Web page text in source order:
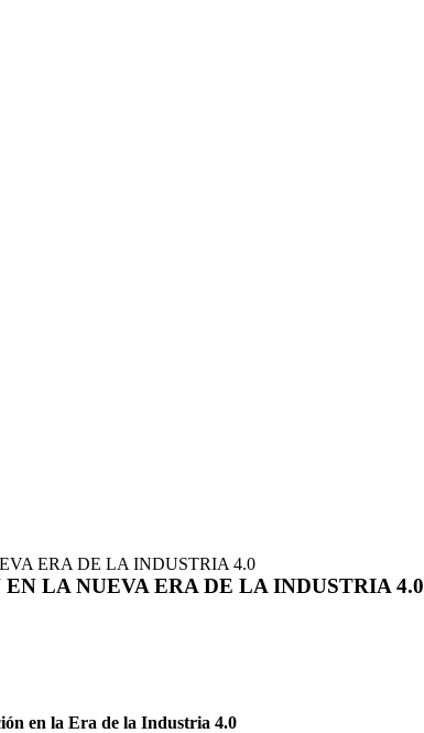
LA NUEVA ERA DE LA INDUSTRIA 4.0
en la Era de la Industria 4.0